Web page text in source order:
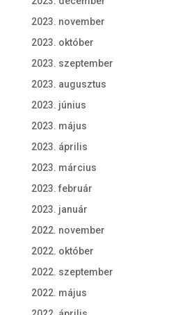
2023. november
2023. október
2023. szeptember
2023. augusztus
2023. június
2023. május
2023. április
2023. március
2023. február
2023. január
2022. november
2022. október
2022. szeptember
2022. május